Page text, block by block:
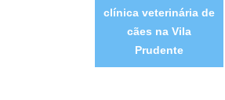
clínica veterinária de
cães na Vila
Prudente